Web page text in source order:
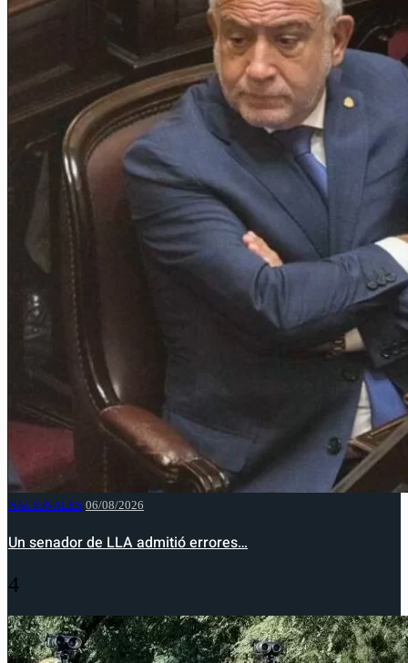
NACIONALES 06/08/2026
Un senador de LLA admitió errores…
4